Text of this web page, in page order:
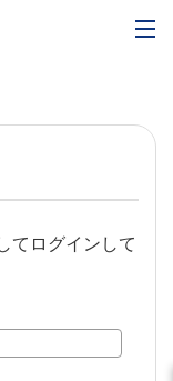
てログインして